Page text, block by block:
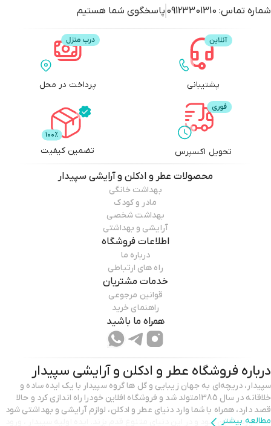
شماره تماس: 09123301310 پاسخگوی شما هستیم
پشتیبانی پرداخت در محل
تحویل اکسپرس تضمین کیفیت
محصولات عطر و ادکلن و آرایشی سپیدار
بهداشت خانگی
مادر و کودک
بهداشت شخصی
آرایشی و بهداشتی
اطلاعات فروشگاه
درباره ما
راه های ارتباطی
خدمات مشتریان
قوانین مرجوعی
راهنمای خرید
همراه ما باشید
درباره فروشگاه عطر و ادکلن و آرایشی سپیدار
سپیدار، دریچه‌ای به جهان زیبایی و گل ها گروه سپیدار با یک ایده‌ ساده و
خلاقانه در سال 1385متولد شد و فروشگاه افلاین خودرا راه اندازی کرد و حالا
قصد دارد، همراه با شما وارد دنیای عطر و ادکلن، لوازم آرایشی و بهداشتی شود
مطالعه بیشتر